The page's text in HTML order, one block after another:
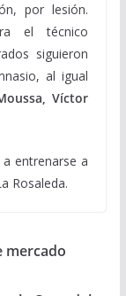
por lesión.
el técnico
siguieron
al igual
Víctor
entrenarse a
Rosaleda.
mercado